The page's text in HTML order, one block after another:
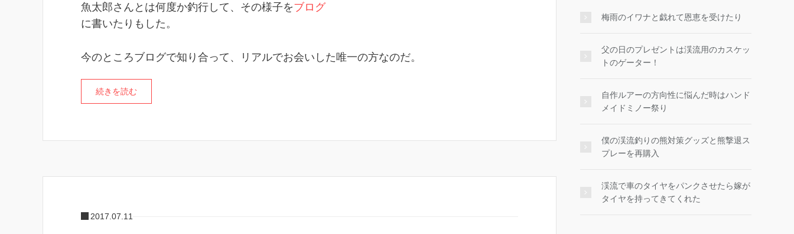
魚太郎さんとは何度か釣行して、その様子をブログ
に書いたりもした。
今のところブログで知り合って、リアルでお会いした唯一の方なのだ。
続きを読む
2017.07.11
梅雨のイワナと戯れて恩恵を受けたり
父の日のプレゼントは渓流用のカスケッ
トのゲーター！
自作ルアーの方向性に悩んだ時はハンド
メイドミノー祭り
僕の渓流釣りの熊対策グッズと熊撃退ス
プレーを再購入
渓流で車のタイヤをパンクさせたら嫁が
タイヤを持ってきてくれた